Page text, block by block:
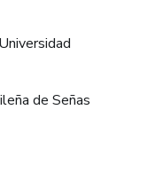
de Señas